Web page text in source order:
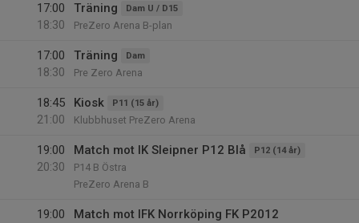
17:00
18:30
Träning Dam U / D15
PreZero Arena B-plan
17:00
18:30
Träning Dam
Pre Zero Arena
18:45
21:00
Kiosk P11 (15 år)
Klubbhuset PreZero Arena
19:00
20:30
Match mot IK Sleipner P12 Blå P12 (14 år)
P14 B Östra
PreZero Arena B
19:00
Match mot IFK Norrköping FK P2012